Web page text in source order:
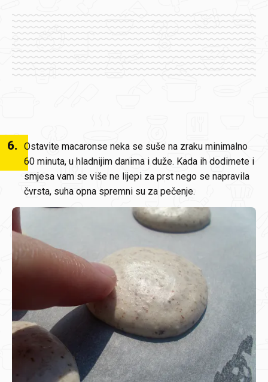
6. Ostavite macaronse neka se suše na zraku minimalno
60 minuta, u hladnijim danima i duže. Kada ih dodirnete i
smjesa vam se više ne lijepi za prst nego se napravila
čvrsta, suha opna spremni su za pečenje.